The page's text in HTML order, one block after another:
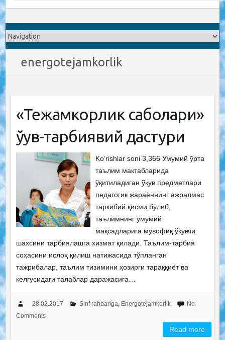
energotejamkorlik
«Тежамкорлик сабоқлари»
ўқув-тарбиявий дастури
Ko‘rishlar soni 3,366 Умумий ўрта
таълим мактабларида
ўқитиладиган ўқув предметлари
педагогик жараённинг ажралмас
таркибий қисми бўлиб,
таълимнинг умумий
мақсадларига мувофиқ ўқувчи
шахсини тарбиялашга хизмат қилади. Таълим-тарбия
соҳасини ислоҳ қилиш натижасида тўпланган
тажрибалар, таълим тизимини ҳозирги тараққиёт ва
келгусидаги талаблар даражасига…
28.02.2017 Sinf rahbariga, Energotejamkorlik
No
Comments
Read more